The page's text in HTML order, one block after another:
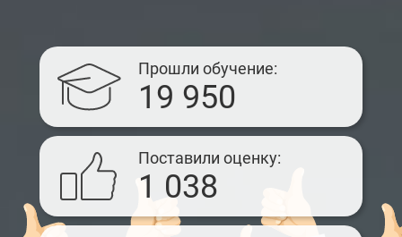
Прошли обучение
19 950
Поставили оценку
1 038